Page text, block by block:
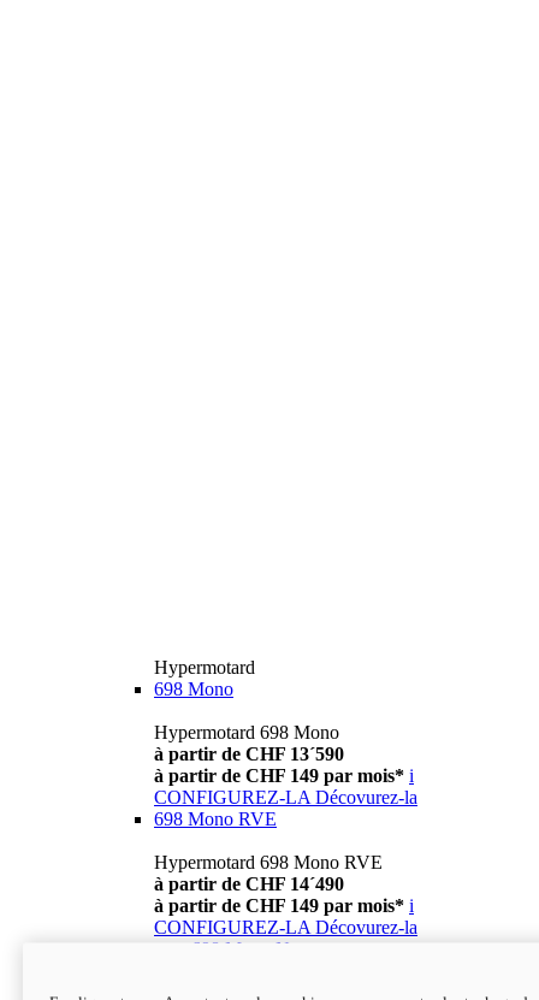
Hypermotard
698 Mono
Hypermotard 698 Mono
à partir de CHF 13´590
à partir de CHF 149 par mois* i
CONFIGUREZ-LA Décovurez-la
698 Mono RVE
Hypermotard 698 Mono RVE
à partir de CHF 14´490
à partir de CHF 149 par mois* i
CONFIGUREZ-LA Décovurez-la
698 Mono Nera
Hypermotard 698 Mono Nera